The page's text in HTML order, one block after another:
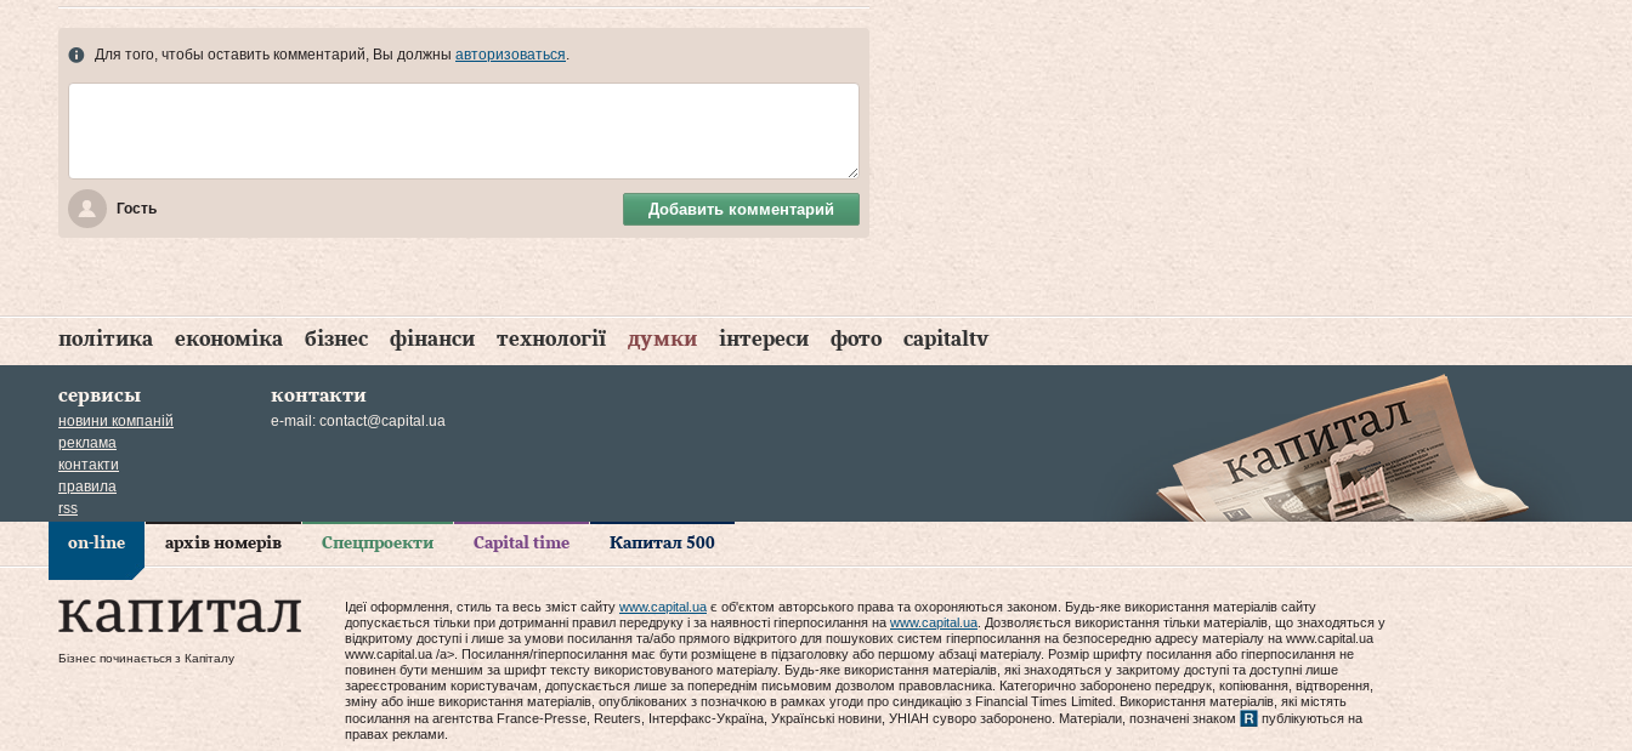
Для того, чтобы оставить комментарий, Вы должны авторизоваться
Гость Добавить комментарий
політика економіка бізнес фінанси технології думки інтереси фото capitaltv
сервисы
новини компаній
реклама
контакти
правила
rss
контакти
e-mail: contact@capital.ua
on-line архів номерів Спецпроекти Capital time Капитал 500
Бізнес починається з Капіталу
Ідеї оформлення, стиль та весь зміст сайту www.capital.ua є об'єктом авторського права та охороняються законом. Будь-яке використання матеріалів сайту
допускається тільки при дотриманні правил передруку і за наявності гіперпосилання на www.capital.ua . Дозволяється використання тільки матеріалів, що знаходяться у
відкритому доступі і лише за умови посилання та/або прямого відкритого для пошукових систем гіперпосилання на безпосередню адресу матеріалу на www.capital.ua
www.capital.ua /a>. Посилання/гіперпосилання має бути розміщене в підзаголовку або першому абзаці матеріалу. Розмір шрифту посилання або гіперпосилання не
повинен бути меншим за шрифт тексту використовуваного матеріалу. Будь-яке використання матеріалів, які знаходяться у закритому доступі та доступні лише
зареєстрованим користувачам, допускається лише за попереднім письмовим дозволом правовласника. Категорично заборонено передрук, копіювання, відтворення,
зміну або інше використання матеріалів, опублікованих з позначкою в рамках угоди про синдикацію з Financial Times Limited. Використання матеріалів, які містять
посилання на агентства France-Presse, Reuters, Інтерфакс-Україна, Українські новини, УНІАН суворо заборонено. Матеріали, позначені знаком
публікуються на
правах реклами.